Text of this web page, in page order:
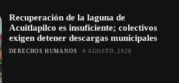
Recuperación de la laguna de
Acuitlapilco es insuficiente; colectivos
exigen detener descargas municipales
DERECHOS HUMANOS 4 AGOSTO, 2026